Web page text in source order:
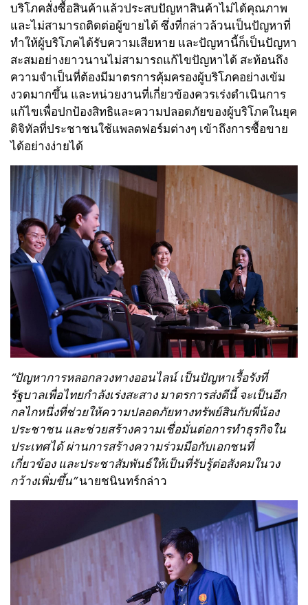
บริโภคสั่งซื้อสินค้าแล้วประสบปัญหาสินค้าไม่ได้คุณภาพ
และไม่สามารถติดต่อผู้ขายได้ ซึ่งที่กล่าวล้วนเป็นปัญหาที่
ทำให้ผู้บริโภคได้รับความเสียหาย และปัญหานี้ก็เป็นปัญหา
สะสมอย่างยาวนานไม่สามารถแก้ไขปัญหาได้ สะท้อนถึง
ความจำเป็นที่ต้องมีมาตรการคุ้มครองผู้บริโภคอย่างเข้ม
งวดมากขึ้น และหน่วยงานที่เกี่ยวข้องควรเร่งดำเนินการ
แก้ไขเพื่อปกป้องสิทธิและความปลอดภัยของผู้บริโภคในยุค
ดิจิทัลที่ประชาชนใช้แพลตฟอร์มต่างๆ เข้าถึงการซื้อขาย
ได้อย่างง่ายได้
“ปัญหาการหลอกลวงทางออนไลน์ เป็นปัญหาเรื้อรังที่
รัฐบาลเพื่อไทยกำลังเร่งสะสาง มาตรการส่งดีนี้ จะเป็นอีก
กลไกหนึ่งที่ช่วยให้ความปลอดภัยทางทรัพย์สินกับพี่น้อง
ประชาชน และช่วยสร้างความเชื่อมั่นต่อการทำธุรกิจใน
ประเทศได้ ผ่านการสร้างความร่วมมือกับเอกชนที่
เกี่ยวข้อง และประชาสัมพันธ์ให้เป็นที่รับรู้ต่อสังคมในวง
กว้างเพิ่มขึ้น”นายชนินทร์กล่าว